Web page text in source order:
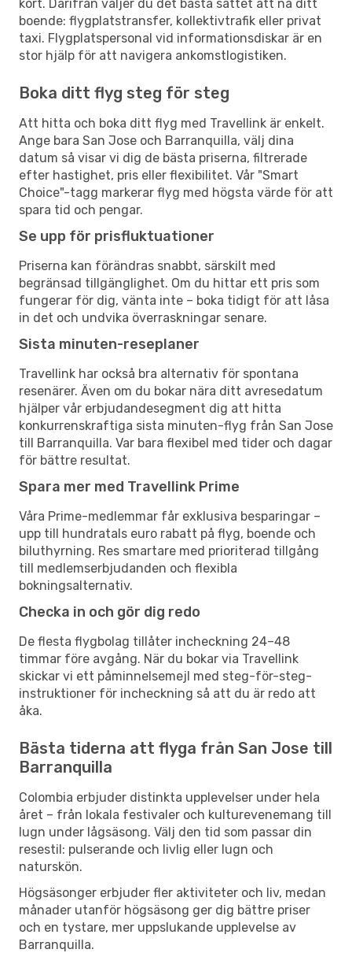
kort. Därifrån väljer du det bästa sättet att nå ditt
boende: flygplatstransfer, kollektivtrafik eller privat
taxi. Flygplatspersonal vid informationsdiskar är en
stor hjälp för att navigera ankomstlogistiken.
Boka ditt flyg steg för steg
Att hitta och boka ditt flyg med Travellink är enkelt.
Ange bara San Jose och Barranquilla, välj dina
datum så visar vi dig de bästa priserna, filtrerade
efter hastighet, pris eller flexibilitet. Vår "Smart
Choice"-tagg markerar flyg med högsta värde för att
spara tid och pengar.
Se upp för prisfluktuationer
Priserna kan förändras snabbt, särskilt med
begränsad tillgänglighet. Om du hittar ett pris som
fungerar för dig, vänta inte – boka tidigt för att låsa
in det och undvika överraskningar senare.
Sista minuten-reseplaner
Travellink har också bra alternativ för spontana
resenärer. Även om du bokar nära ditt avresedatum
hjälper vår erbjudandesegment dig att hitta
konkurrenskraftiga sista minuten-flyg från San Jose
till Barranquilla. Var bara flexibel med tider och dagar
för bättre resultat.
Spara mer med Travellink Prime
Våra Prime-medlemmar får exklusiva besparingar –
upp till hundratals euro rabatt på flyg, boende och
biluthyrning. Res smartare med prioriterad tillgång
till medlemserbjudanden och flexibla
bokningsalternativ.
Checka in och gör dig redo
De flesta flygbolag tillåter incheckning 24–48
timmar före avgång. När du bokar via Travellink
skickar vi ett påminnelsemejl med steg-för-steg-
instruktioner för incheckning så att du är redo att
åka.
Bästa tiderna att flyga från San Jose till
Barranquilla
Colombia erbjuder distinkta upplevelser under hela
året – från lokala festivaler och kulturevenemang till
lugn under lågsäsong. Välj den tid som passar din
resestil: pulserande och livlig eller lugn och
naturskön.
Högsäsonger erbjuder fler aktiviteter och liv, medan
månader utanför högsäsong ger dig bättre priser
och en tystare, mer uppslukande upplevelse av
Barranquilla.